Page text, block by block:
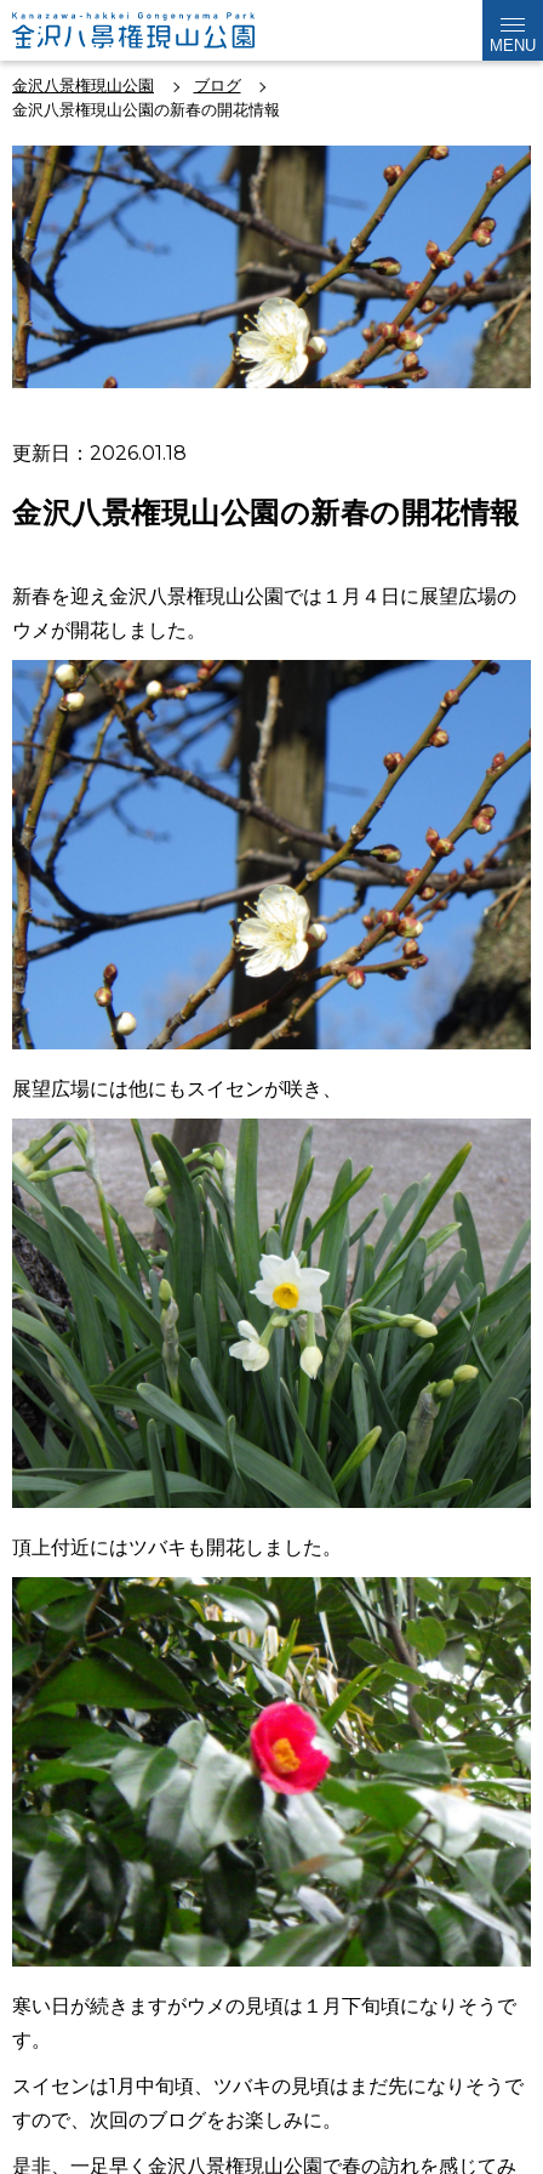
MENU
金沢八景権現山公園
ブログ
金沢八景権現山公園の新春の開花情報
更新日：2026.01.18
金沢八景権現山公園の新春の開花情報
新春を迎え金沢八景権現山公園では１月４日に展望広場の
ウメが開花しました。
展望広場には他にもスイセンが咲き、
頂上付近にはツバキも開花しました。
寒い日が続きますがウメの見頃は１月下旬頃になりそうで
す。
スイセンは1 月中旬頃、ツバキの見頃はまだ先になりそうで
すので、次回のブログをお楽しみに。
是非、一足早く金沢八景権現山公園で春の訪れを感じてみ